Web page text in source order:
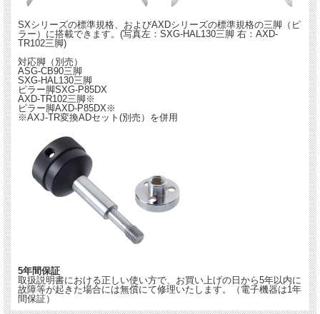
SXシリーズの標準規格、およびAXDシリーズの標準規格の三脚（ピ
ラー）に搭載できます。(写真左：SXG-HAL130三脚 右：AXD-
TR102三脚)
対応脚（別売）
ASG-CB90三脚
SXG-HAL130三脚
ピラー脚SXG-P85DX
AXD-TR102三脚※
ピラー脚AXD-P85DX※
※AXJ-TR変換ADセット(別売）を併用
5年間保証
取扱説明書における正しい使い方で、お買い上げの日から5年以内に
故障等が起きた場合には無償にて修理いたします。（電子機器は1年
間保証）